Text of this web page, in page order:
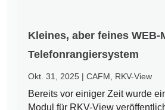
Kleines, aber feines WEB-
Telefonrangiersystem
Okt. 31, 2025 |CAFM RKV-View
Bereits vor einiger Zeit wurde
Modul für RKV-View